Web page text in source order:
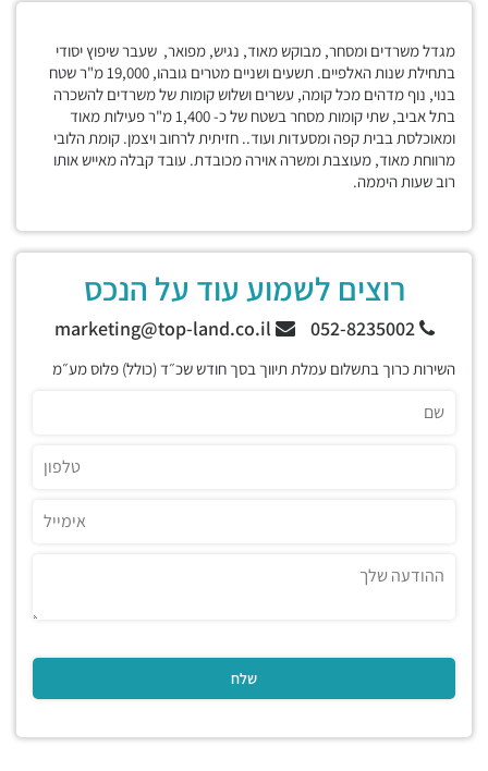
מגדל משרדים ומסחר, מבוקש מאוד, נגיש, מפואר, שעבר שיפוץ יסודי
בתחילת שנות האלפיים. תשעים ושניים מטרים גובהו, 19,000 מ"ר שטח
בנוי, נוף מדהים מכל קומה, עשרים ושלוש קומות של משרדים להשכרה
בתל אביב, שתי קומות מסחר בשטח של כ- 1,400 מ"ר פעילות מאוד
ומאוכלסת בבית קפה ומסעדות ועוד.. חזיתית לרחוב ויצמן. קומת הלובי
מרווחת מאוד, מעוצבת ומשרה אוירה מכובדת. עובד קבלה מאייש אותו
רוב שעות היממה.
רוצים לשמוע עוד על הנכס
052-8235002
השירות כרוך בתשלום עמלת תיווך בסך חודש שכ״ד (כולל) פלוס מע״מ